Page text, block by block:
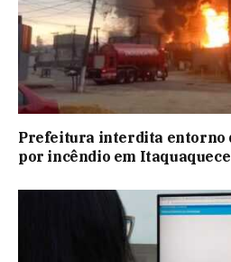
Prefeitura interdita entorno
por incêndio em